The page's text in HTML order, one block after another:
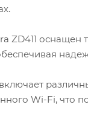
ZD411 оснащен
включает
Wi-Fi, что